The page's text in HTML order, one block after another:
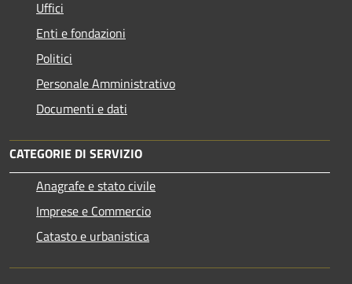
Uffici
Enti e fondazioni
Politici
Personale Amministrativo
Documenti e dati
CATEGORIE DI SERVIZIO
Anagrafe e stato civile
Imprese e Commercio
Catasto e urbanistica